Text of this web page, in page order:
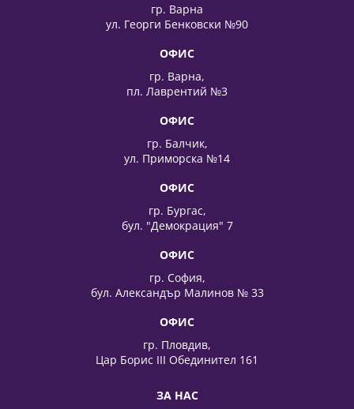
гр. Варна
ул. Георги Бенковски №90
ОФИС
гр. Варна,
пл. Лаврентий №3
ОФИС
гр. Балчик,
ул. Приморска №14
ОФИС
гр. Бургас,
бул. "Демокрация" 7
ОФИС
гр. София,
бул. Александър Малинов № 33
ОФИС
гр. Пловдив,
Цар Борис III Обединител 161
ЗА НАС